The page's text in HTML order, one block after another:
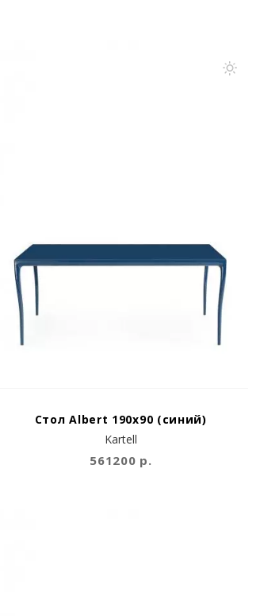
Kartell
Стол Albert 190x90 (синий)
561200 р.